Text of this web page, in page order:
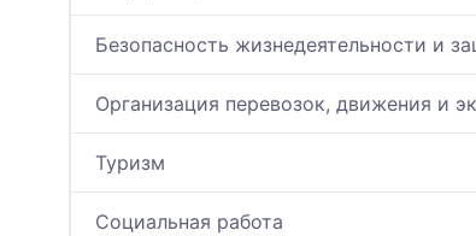
Безопасность жизнедеятельности и
Организация перевозок, движения и
Туризм
Социальная работа